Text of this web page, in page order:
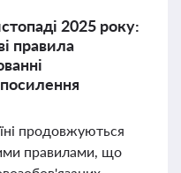
2025 року:
правила
продовжуються
правилами, що